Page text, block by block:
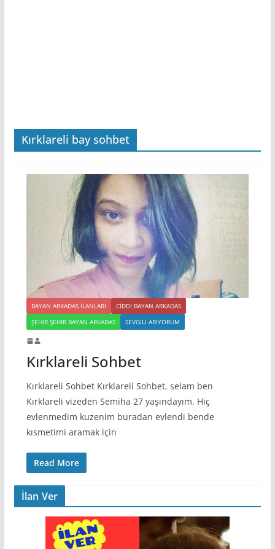
Kırklareli bay sohbet
BAYAN ARKADAS ILANLARI
CIDDI BAYAN ARKADAS
ŞEHIR ŞEHIR BAYAN ARKADAS
SEVGILI ARIYORUM
Kırklareli Sohbet
Kırklareli Sohbet Kırklareli Sohbet, selam ben
Kırklareli vizeden Semiha 27 yaşındayım. Hiç
evlenmedim kuzenim buradan evlendi bende
kısmetimi aramak için
Read More
İlan Ver